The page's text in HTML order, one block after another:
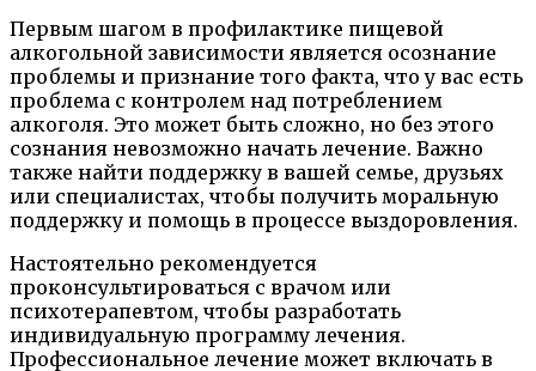
Первым шагом в профилактике пищевой
алкогольной зависимости является осознание
проблемы и признание того факта, что у вас есть
проблема с контролем над потреблением
алкоголя. Это может быть сложно, но без этого
сознания невозможно начать лечение. Важно
также найти поддержку в вашей семье, друзьях
или специалистах, чтобы получить моральную
поддержку и помощь в процессе выздоровления.
Настоятельно рекомендуется
проконсультироваться с врачом или
психотерапевтом, чтобы разработать
индивидуальную программу лечения.
Профессиональное лечение может включать в